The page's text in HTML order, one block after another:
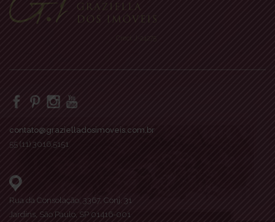
Creci: J-24275
contato@grazielladosimoveis.com.br
55 (11) 3016.5151
Rua da Consolação, 3367, Conj. 31
Jardins, São Paulo, SP 01416-001